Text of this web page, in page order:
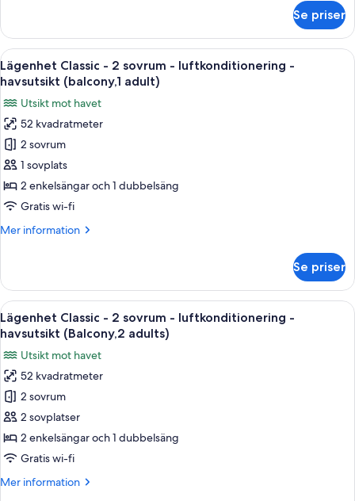
balcony)
Classic
1
sovrum
havsutsikt
(small
balcony)
Se priser
Öppna
alla
för
Lägenhet
Classic
-
2
sovrum
luftkonditionering
(balcony,1
adult)
Värdeförvaringsskåp på rummet,
7
Lägenhet Classic - 2 sovrum - luftkonditionering -
havsutsikt (balcony,1 adult)
Utsikt mot havet
52 kvadratmeter
2 sovrum
1 sovplats
2 enkelsängar och 1 dubbelsäng
Gratis wi-fi
Mer information
Mer
Classic
2
sovrum
luftkonditionering
havsutsikt
(balcony,1
adult)
Se priser
Öppna
alla
för
Lägenhet
Classic
-
2
sovrum
luftkonditionering
Värdeförvaringsskåp på rummet,
7
Lägenhet Classic - 2 sovrum - luftkonditionering -
havsutsikt (Balcony,2 adults)
Utsikt mot havet
52 kvadratmeter
2 sovrum
2 sovplatser
2 enkelsängar och 1 dubbelsäng
Gratis wi-fi
Mer information
Mer